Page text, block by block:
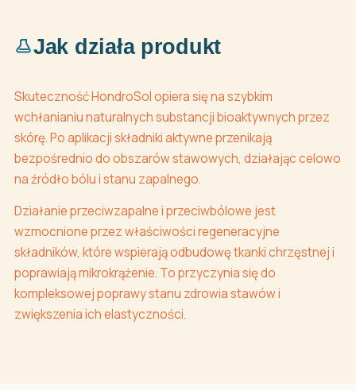
Jak działa produkt
Skuteczność HondroSol opiera się na szybkim
wchłanianiu naturalnych substancji bioaktywnych przez
skórę. Po aplikacji składniki aktywne przenikają
bezpośrednio do obszarów stawowych, działając celowo
na źródło bólu i stanu zapalnego.
Działanie przeciwzapalne i przeciwbólowe jest
wzmocnione przez właściwości regeneracyjne
składników, które wspierają odbudowę tkanki chrzęstnej i
poprawiają mikrokrążenie. To przyczynia się do
kompleksowej poprawy stanu zdrowia stawów i
zwiększenia ich elastyczności.